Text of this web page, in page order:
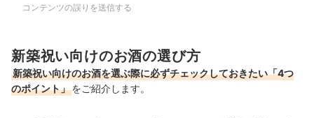
コンテンツの誤りを送信する
新築祝い向けのお酒の選び方
新築祝い向けのお酒を選ぶ際に必ずチェックしておきたい「4つ
のポイント」をご紹介します。